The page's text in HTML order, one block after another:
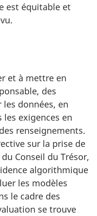
est équitable et
et à mettre en
des
données, en
exigences en
renseignements.
sur la prise de
Conseil du Trésor,
algorithmique
les modèles
le cadre des
se trouve